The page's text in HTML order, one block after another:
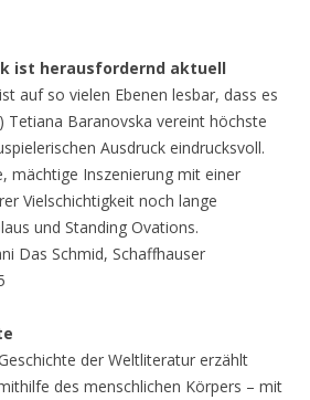
ist herausfordernd aktuell
auf so vielen Ebenen lesbar, dass es
Tetiana Baranovska vereint höchste
Ausdruck eindrucksvoll.
mächtige Inszenierung mit einer
Vielschichtigkeit noch lange
und Standing Ovations.
Das Schmid, Schaffhauser
der Weltliteratur erzählt
des menschlichen Körpers – mit